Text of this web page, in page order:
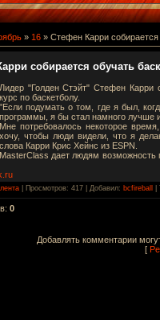
» 16 » Стефен Карри
собирается обучать
Лидер "Голден Стэйт" Стефен Карри
курс по баскетболу.
"Если подумать о том, где я был,
программы, я бы стал намного лучше
Мне потребовалось некоторое
хочу, чтобы люди видели, что я
слова Карри Крис Хейнс из ESPN.
MasterClass дает людям возможность
Просмотров: 417 | Добавил: bcfireball
: 0
Добавлять комментарии
[